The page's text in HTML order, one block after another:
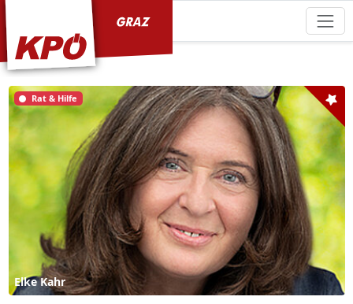
Rat & Hilfe
Elke Kahr